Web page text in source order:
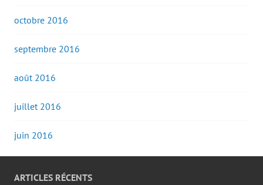
octobre 2016
septembre 2016
août 2016
juillet 2016
juin 2016
ARTICLES RÉCENTS